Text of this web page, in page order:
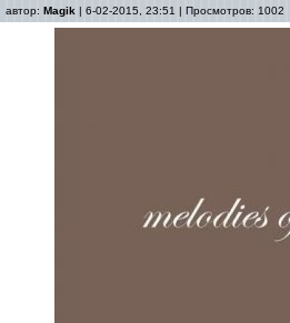
автор: Magik | 6-02-2015, 23:51 | Просмотров: 1002